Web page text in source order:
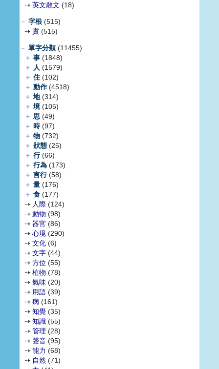
⇢ 英文散文 (18)
－ 字根 (515)
⇢ 實 (515)
－ 單字分類(11455)
＋ 事 (1848)
＋ 人 (1579)
＋ 住 (102)
＋ 動作(4518)
＋ 地(314)
＋ 境(105)
＋ 思 (49)
＋ 時(97)
＋ 物 (732)
＋ 狀態 (25)
＋ 行(66)
＋ 行為 (173)
＋ 言行(58)
＋ 量 (176)
＋ 食 (177)
⇢ 人際 (124)
⇢ 動物 (98)
⇢ 器官 (86)
⇢ 心境 (290)
⇢ 文化 (6)
⇢ 文字 (44)
⇢ 方位 (55)
⇢ 植物 (78)
⇢ 氣味 (20)
⇢ 用語 (39)
⇢ 病 (161)
⇢ 知覺 (35)
⇢ 知識 (55)
⇢ 管理 (28)
⇢ 聲音 (95)
⇢ 能力 (68)
⇢ 自然 (71)